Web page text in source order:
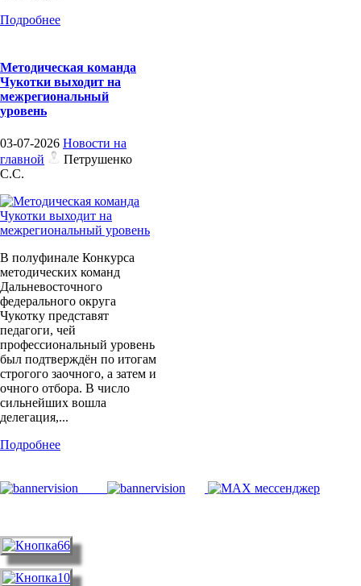
Подробнее
Методическая команда
Чукотки выходит на
межрегиональный
уровень
03-07-2026 Новости на
главной
Петрушенко
С.С.
В полуфинале Конкурса
методических команд
Дальневосточного
федерального округа
Чукотку представят
педагоги, чей
профессиональный уровень
был подтверждён по итогам
строгого заочного, а затем и
очного отбора. В число
сильнейших вошла
делегация,...
Подробнее